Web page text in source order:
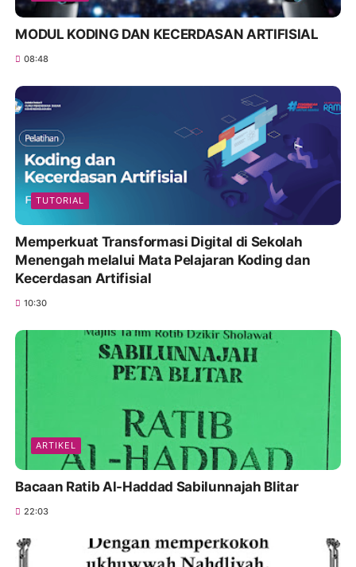
MODUL KODING DAN KECERDASAN ARTIFISIAL
08:48
TUTORIAL
Memperkuat Transformasi Digital di Sekolah
Menengah melalui Mata Pelajaran Koding dan
Kecerdasan Artifisial
10:30
ARTIKEL
Bacaan Ratib Al-Haddad Sabilunnajah Blitar
22:03